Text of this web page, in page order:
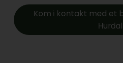
Kom i kontakt med et
Hurdal